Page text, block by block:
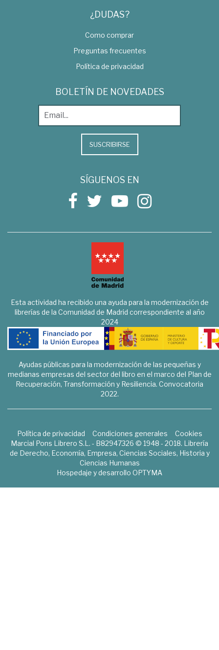
¿DUDAS?
Como comprar
Preguntas frecuentes
Política de privacidad
BOLETÍN DE NOVEDADES
SUSCRIBIRSE
SÍGUENOS EN
Esta actividad ha recibido una ayuda para la modernización de
librerías de la Comunidad de Madrid correspondiente al año
2024
Ayudas públicas para la modernización de las pequeñas y
medianas empresas del sector del libro en el marco del Plan de
Recuperación, Transformación y Resiliencia. Convocatoria
2022.
Política de privacidad Condiciones generales
Cookies
Marcial Pons Librero S.L. - B82947326 © 1948 - 2018. Librería
de Derecho, Economía, Empresa, Ciencias Sociales, Historia y
Ciencias Humanas
Hospedaje y desarrollo OPTYMA